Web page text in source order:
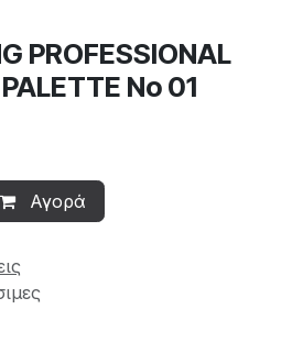
PROFESSIONAL
No 01
Αγορά